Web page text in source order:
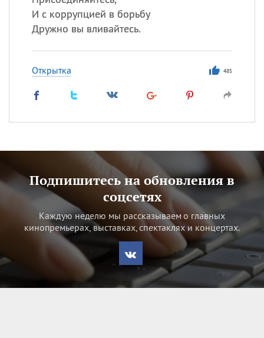
И с коррупцией в борьбу
Дружно вы вливайтесь.
Открытка 485
Подпишитесь на обновления в
соцсетях
Каждую неделю мы рассказываем о главных
кинопремьерах, выставках, спектаклях и концертах.